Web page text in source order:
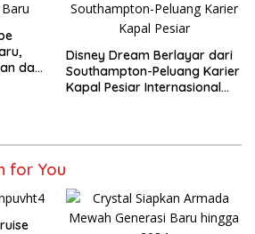
dan
Disney Dream Berlayar dari
Southampton-Peluang Karier
Kapal Pesiar Internasional
for You